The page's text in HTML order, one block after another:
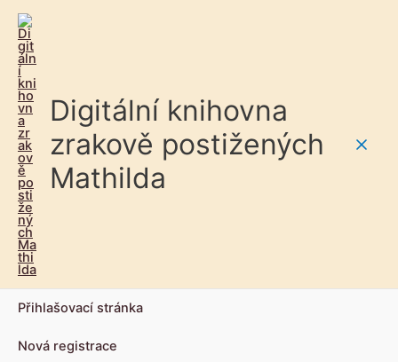
Digitální knihovna
zrakově postižených
Mathilda
Přihlašovací stránka
Nová registrace